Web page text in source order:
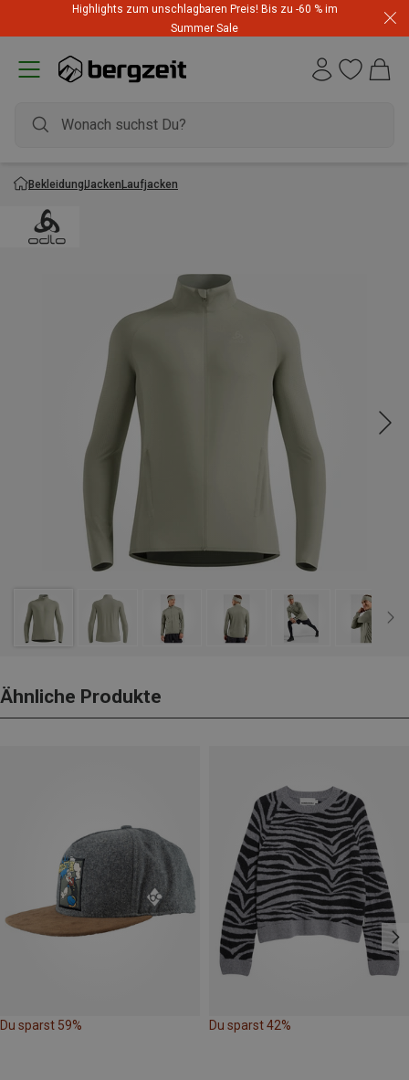
Highlights zum unschlagbaren Preis! Bis zu -60 % im
Summer Sale
BekleidungJackenLaufjacken
Ähnliche Produkte
Du sparst 59% Du sparst 42%